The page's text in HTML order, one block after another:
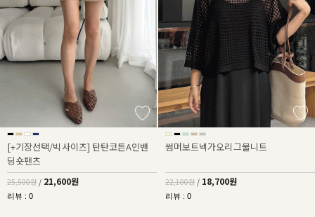
[+기장선택/빅사이즈] 탄탄코튼A인밴
딩숏팬츠
25,500원 / 21,600원
리뷰 : 0
썸머보트넥가오리그물니트
22,100원 / 18,700원
리뷰 : 0